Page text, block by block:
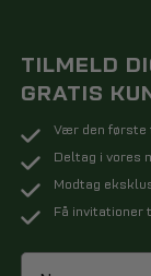
TILMELD
GRATIS
Vær den første
Deltag i vores
Modtag
Få invitationer